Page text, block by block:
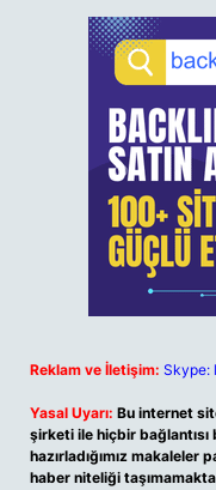
Reklam ve İletişim: Skype:
Yasal Uyarı: Bu internet
şirketi ile hiçbir bağlantısı
hazırladığımız makaleler
haber niteliği